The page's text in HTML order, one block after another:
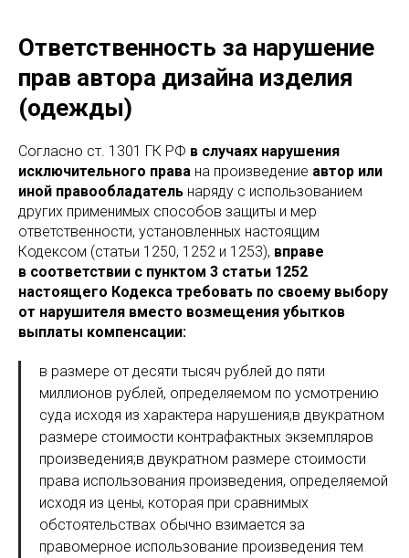
Ответственность за нарушение
прав автора дизайна изделия
(одежды)
Согласно ст. 1301 ГК РФ в случаях нарушения
исключительного права на произведение автор или
иной правообладатель наряду с использованием
других применимых способов защиты и мер
ответственности, установленных настоящим
Кодексом (статьи 1250, 1252 и 1253), вправе
в соответствии с пунктом 3 статьи 1252
настоящего Кодекса требовать по своему выбору
от нарушителя вместо возмещения убытков
выплаты компенсации:
в размере от десяти тысяч рублей до пяти
миллионов рублей, определяемом по усмотрению
суда исходя из характера нарушения;в двукратном
размере стоимости контрафактных экземпляров
произведения;в двукратном размере стоимости
права использования произведения, определяемой
исходя из цены, которая при сравнимых
обстоятельствах обычно взимается за
правомерное использование произведения тем